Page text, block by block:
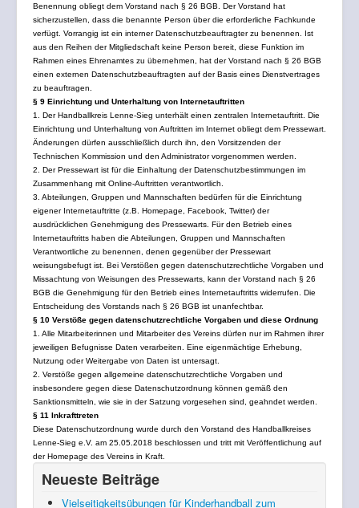
Benennung obliegt dem Vorstand nach § 26 BGB. Der Vorstand hat
sicherzustellen, dass die benannte Person über die erforderliche Fachkunde
verfügt. Vorrangig ist ein interner Datenschutzbeauftragter zu benennen. Ist
aus den Reihen der Mitgliedschaft keine Person bereit, diese Funktion im
Rahmen eines Ehrenamtes zu übernehmen, hat der Vorstand nach § 26 BGB
einen externen Datenschutzbeauftragten auf der Basis eines Dienstvertrages
zu beauftragen.
§ 9 Einrichtung und Unterhaltung von Internetauftritten
1. Der Handballkreis Lenne-Sieg unterhält einen zentralen Internetauftritt. Die
Einrichtung und Unterhaltung von Auftritten im Internet obliegt dem Pressewart.
Änderungen dürfen ausschließlich durch ihn, den Vorsitzenden der
Technischen Kommission und den Administrator vorgenommen werden.
2. Der Pressewart ist für die Einhaltung der Datenschutzbestimmungen im
Zusammenhang mit Online-Auftritten verantwortlich.
3. Abteilungen, Gruppen und Mannschaften bedürfen für die Einrichtung
eigener Internetauftritte (z.B. Homepage, Facebook, Twitter) der
ausdrücklichen Genehmigung des Pressewarts. Für den Betrieb eines
Internetauftritts haben die Abteilungen, Gruppen und Mannschaften
Verantwortliche zu benennen, denen gegenüber der Pressewart
weisungsbefugt ist. Bei Verstößen gegen datenschutzrechtliche Vorgaben und
Missachtung von Weisungen des Pressewarts, kann der Vorstand nach § 26
BGB die Genehmigung für den Betrieb eines Internetauftritts widerrufen. Die
Entscheidung des Vorstands nach § 26 BGB ist unanfechtbar.
§ 10 Verstöße gegen datenschutzrechtliche Vorgaben und diese Ordnung
1. Alle Mitarbeiterinnen und Mitarbeiter des Vereins dürfen nur im Rahmen ihrer
jeweiligen Befugnisse Daten verarbeiten. Eine eigenmächtige Erhebung,
Nutzung oder Weitergabe von Daten ist untersagt.
2. Verstöße gegen allgemeine datenschutzrechtliche Vorgaben und
insbesondere gegen diese Datenschutzordnung können gemäß den
Sanktionsmitteln, wie sie in der Satzung vorgesehen sind, geahndet werden.
§ 11 Inkrafttreten
Diese Datenschutzordnung wurde durch den Vorstand des Handballkreises
Lenne-Sieg e.V. am 25.05.2018 beschlossen und tritt mit Veröffentlichung auf
der Homepage des Vereins in Kraft.
Neueste Beiträge
Vielseitigkeitsübungen für Kinderhandball zum